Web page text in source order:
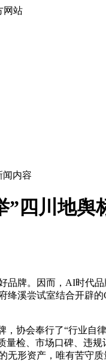
网站
闻内容
”四川地舆
牌。因而，AI时代品
绛溪尝试室结合开辟
协会奉行了“行业自
量检、市场口碑、违
形资产，唯有苦守